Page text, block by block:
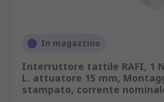
In magazzino
Interruttore tattile RAFI, 1
L. attuatore 15 mm,
stampato, corrente